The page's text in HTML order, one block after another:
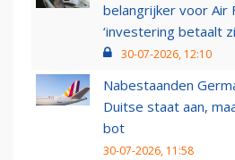
belangrijker voor Air
‘investering betaalt
30-07-2026, 12:10
Nabestaanden
Duitse staat aan,
bot
30-07-2026, 11:58